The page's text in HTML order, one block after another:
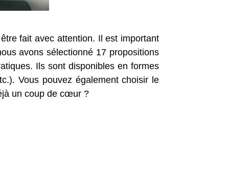
fait avec attention. Il est important
avons sélectionné 17 propositions
Ils sont disponibles en formes
Vous pouvez également choisir le
un coup de cœur ?